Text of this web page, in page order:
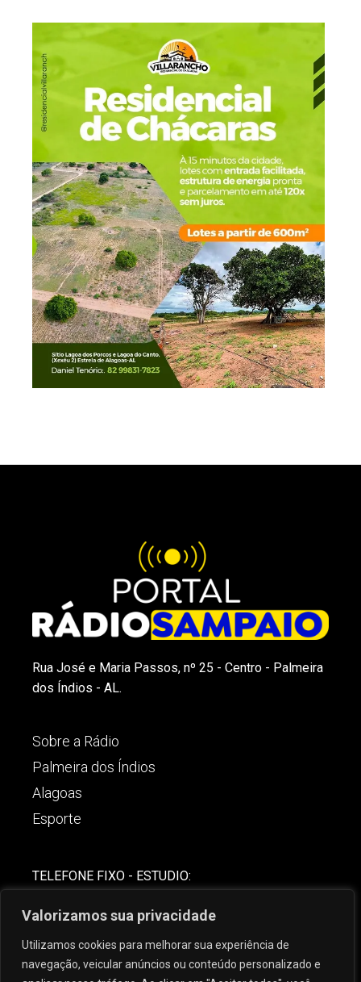
Valorizamos sua privacidade
Utilizamos cookies para melhorar sua experiência de
navegação, veicular anúncios ou conteúdo personalizado e
Rua José e Maria Passos, nº 25 - Centro - Palmeira
dos Índios - AL.
Sobre a Rádio
Palmeira dos Índios
Alagoas
Esporte
TELEFONE FIXO - ESTUDIO:
(82) 99621-8806